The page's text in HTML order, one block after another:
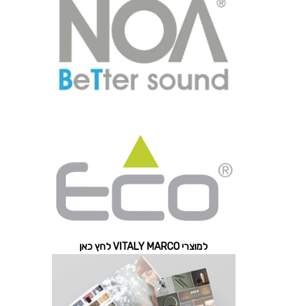
למוצרי VITALY MARCO לחץ כאן